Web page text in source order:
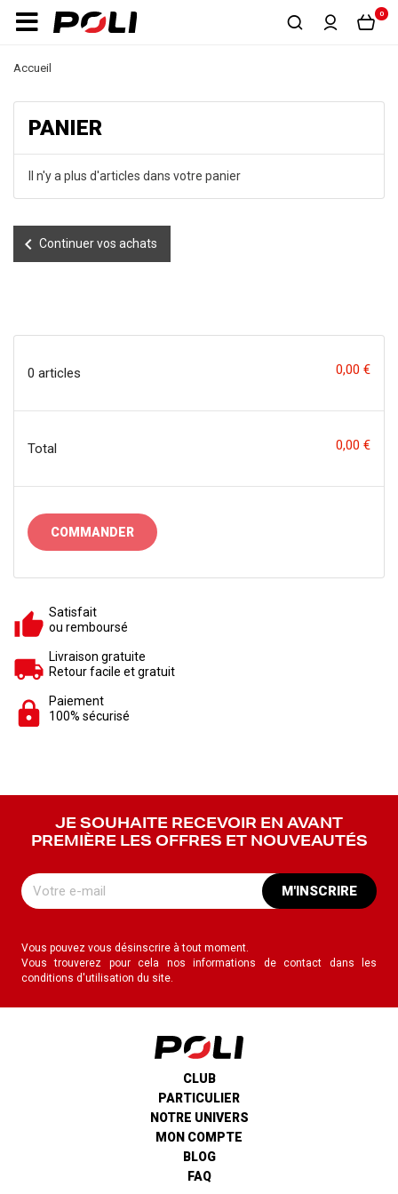
0
Accueil
PANIER
Il n'y a plus d'articles dans votre panier
chevron_left Continuer vos achats
0 articles 0,00 €
Total 0,00 €
COMMANDER
Satisfait
ou remboursé
Livraison gratuite
Retour facile et gratuit
Paiement
100% sécurisé
JE SOUHAITE RECEVOIR EN AVANT
PREMIÈRE LES OFFRES ET NOUVEAUTÉS
M'INSCRIRE
Vous pouvez vous désinscrire à tout moment.
Vous trouverez pour cela nos informations de contact dans les
conditions d'utilisation du site.
CLUB
PARTICULIER
NOTRE UNIVERS
MON COMPTE
BLOG
FAQ